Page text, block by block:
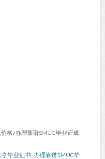
格♪办理靠谱SMUC毕业证成
学毕业证书, 办理靠谱SMUC毕